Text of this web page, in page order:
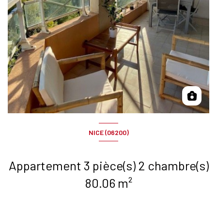
NICE (06200)
Appartement 3 pièce(s) 2 chambre(s)
80.06 m²